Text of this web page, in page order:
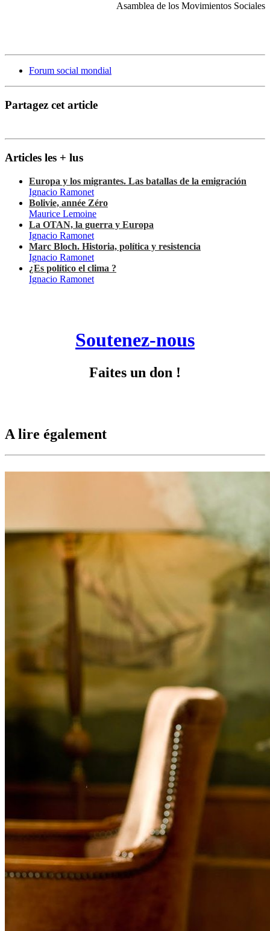
Asamblea de los Movimientos Sociales
Forum social mondial
Partagez cet article
Articles les + lus
Europa y los migrantes. Las batallas de la emigración
Ignacio Ramonet
Bolivie, année Zéro
Maurice Lemoine
La OTAN, la guerra y Europa
Ignacio Ramonet
Marc Bloch. Historia, política y resistencia
Ignacio Ramonet
¿Es político el clima ?
Ignacio Ramonet
Soutenez-nous
Faites un don !
A lire également